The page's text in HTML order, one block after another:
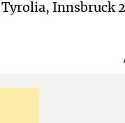
Innsbruck